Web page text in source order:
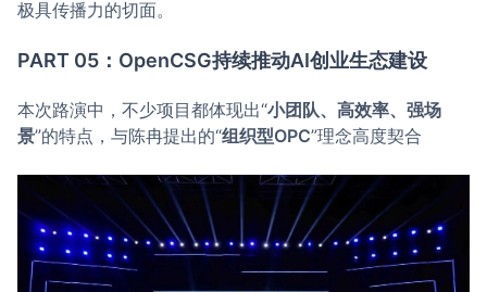
极具传播力的切面。
PART 05：OpenCSG持续推动AI创业生态建设
本次路演中，不少项目都体现出“小团队、高效率、强场
景”的特点，与陈冉提出的“组织型OPC”理念高度契合